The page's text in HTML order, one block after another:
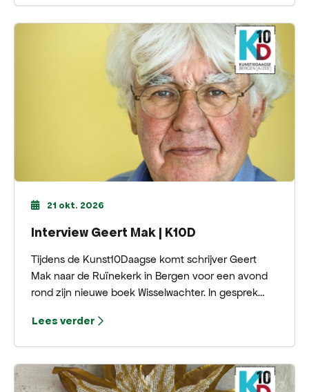
21 okt. 2026
Interview Geert Mak | K10D
Tijdens de Kunst10Daagse komt schrijver Geert
Mak naar de Ruïnekerk in Bergen voor een avond
rond zijn nieuwe boek Wisselwachter. In gesprek
en de politieke keuzes die de twintigste eeuw
Lees verder